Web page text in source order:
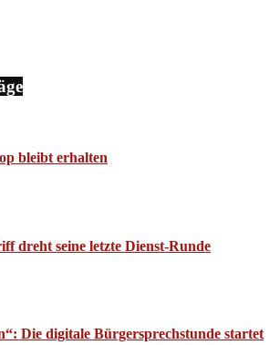
bleibt erhalten
dreht seine letzte Dienst-Runde
Die digitale Bürgersprechstunde startet